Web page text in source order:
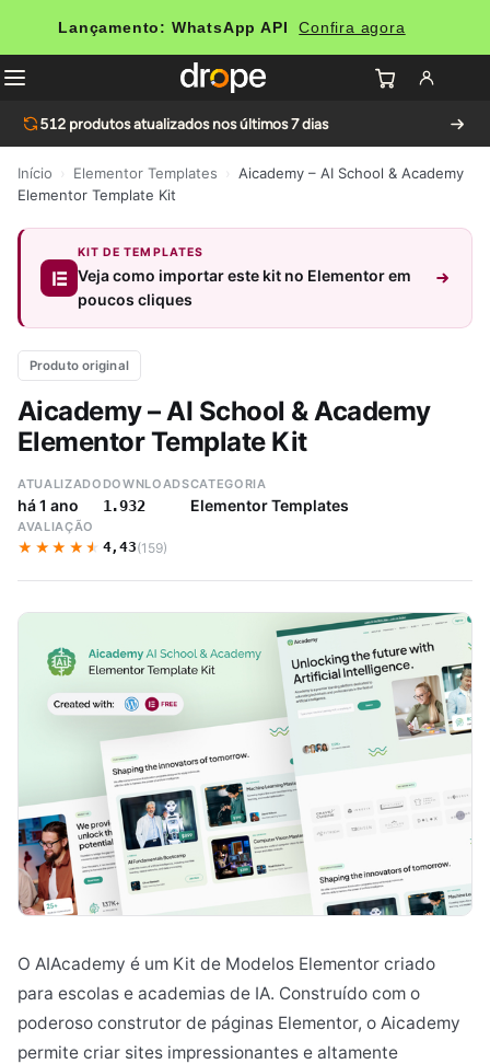
Lançamento: WhatsApp API Confira agora
512 produtos atualizados nos últimos 7 dias
Início Elementor Templates
Aicademy – AI School & Academy
Elementor Template Kit
KIT DE TEMPLATES
Veja como importar este kit no Elementor em
poucos cliques
Produto original
Aicademy – AI School & Academy
Elementor Template Kit
ATUALIZADO
há 1 ano
DOWNLOADS
1.932
CATEGORIA
Elementor Templates
AVALIAÇÃO
★★★★★
★★★★★ 4,43(159)
O AIAcademy é um Kit de Modelos Elementor criado
para escolas e academias de IA. Construído com o
poderoso construtor de páginas Elementor, o Aicademy
permite criar sites impressionantes e altamente